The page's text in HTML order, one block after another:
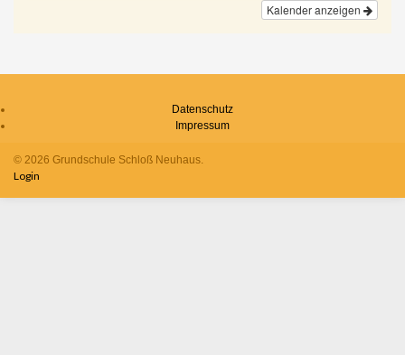
Kalender anzeigen
Datenschutz
Impressum
© 2026 Grundschule Schloß Neuhaus.
Login